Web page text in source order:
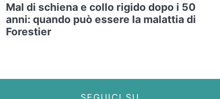
Mal di schiena e collo rigido dopo i 50
anni: quando può essere la malattia di
Forestier